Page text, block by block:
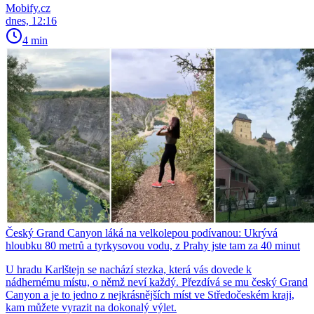
Mobify.cz
dnes, 12:16
4 min
Český Grand Canyon láká na velkolepou podívanou: Ukrývá
hloubku 80 metrů a tyrkysovou vodu, z Prahy jste tam za 40 minut
U hradu Karlštejn se nachází stezka, která vás dovede k
nádhernému místu, o němž neví každý. Přezdívá se mu český Grand
Canyon a je to jedno z nejkrásnějších míst ve Středočeském kraji,
kam můžete vyrazit na dokonalý výlet.